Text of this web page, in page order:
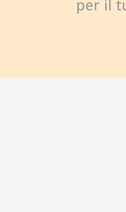
per il